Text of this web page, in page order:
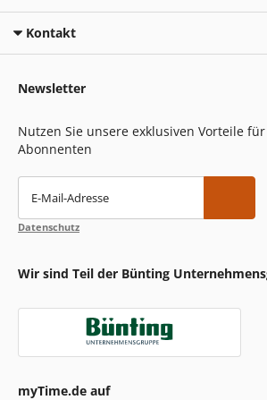
Kontakt
Newsletter
Nutzen Sie unsere exklusiven Vorteile
Abonnenten
E-Mail-Adresse
Datenschutz
Wir sind Teil der Bünting
myTime.de auf